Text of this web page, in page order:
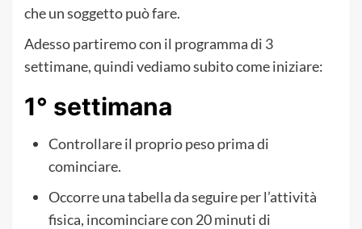
che un soggetto può fare.
Adesso partiremo con il programma di 3
settimane, quindi vediamo subito come iniziare:
1° settimana
Controllare il proprio peso prima di
cominciare.
Occorre una tabella da seguire per l’attività
fisica, incominciare con 20 minuti di